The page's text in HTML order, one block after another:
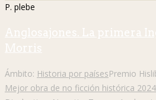
P. plebe
Anglosajones. La primera
Morris
Ámbito: Historia por paísesPremio
Mejor obra de no ficción histórica